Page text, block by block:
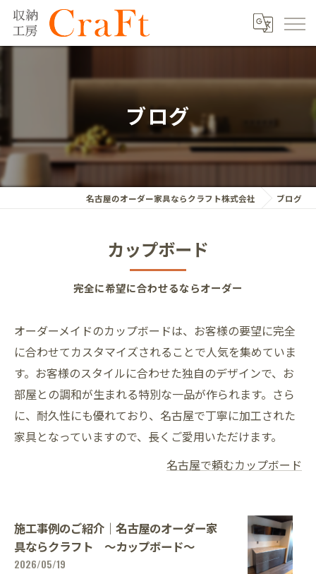
ブログ
名古屋のオーダー家具ならクラフト株式会社 ブログ
カップボード
完全に希望に合わせるならオーダー
オーダーメイドのカップボードは、お客様の要望に完全
に合わせてカスタマイズされることで人気を集めていま
す。お客様のスタイルに合わせた独自のデザインで、お
部屋との調和が生まれる特別な一品が作られます。さら
に、耐久性にも優れており、名古屋で丁寧に加工された
家具となっていますので、長くご愛用いただけます。
名古屋で頼むカップボード
施工事例のご紹介｜名古屋のオーダー家
具ならクラフト ～カップボード～
2026/05/19